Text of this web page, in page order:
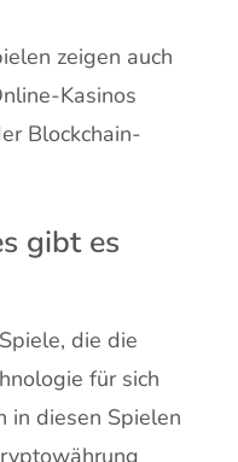
zeigen auch
Kasinos
Blockchain-
gibt es
die die
für sich
in diesen Spielen